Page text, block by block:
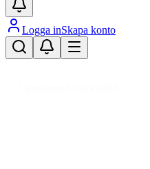
Logga inSkapa konto